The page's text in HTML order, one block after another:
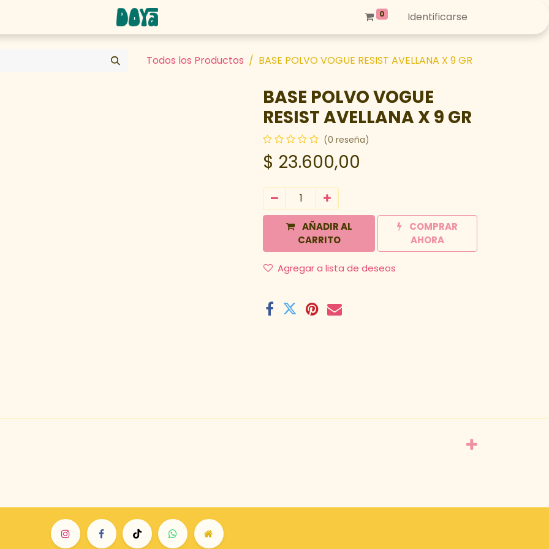
0 Identificarse
Todos los Productos BASE POLVO VOGUE RESIST AVELLANA X 9 GR
BASE POLVO VOGUE
RESIST AVELLANA X 9 GR
(0 reseña)
$ 23.600,00
AÑADIR AL
CARRITO
COMPRAR
AHORA
Agregar a lista de deseos